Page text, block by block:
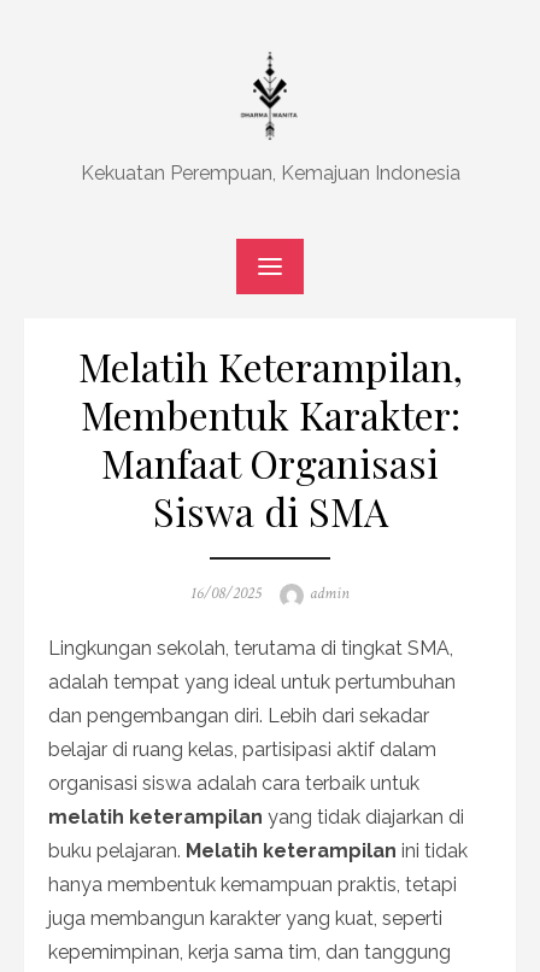
Kekuatan Perempuan, Kemajuan Indonesia
Melatih Keterampilan,
Membentuk Karakter:
Manfaat Organisasi
Siswa di SMA
Posted
16/08/2025 Author
admin
Lingkungan sekolah, terutama di tingkat SMA,
adalah tempat yang ideal untuk pertumbuhan
dan pengembangan diri. Lebih dari sekadar
belajar di ruang kelas, partisipasi aktif dalam
organisasi siswa adalah cara terbaik untuk
melatih keterampilan yang tidak diajarkan di
buku pelajaran. Melatih keterampilan ini tidak
hanya membentuk kemampuan praktis, tetapi
juga membangun karakter yang kuat, seperti
kepemimpinan, kerja sama tim, dan tanggung